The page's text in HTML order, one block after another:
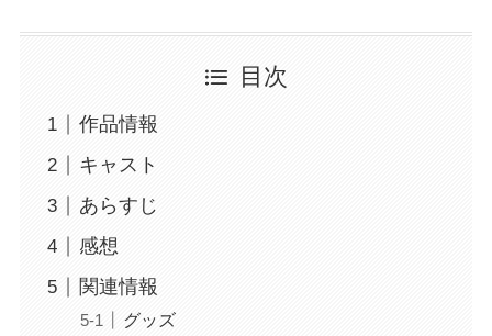
目次
作品情報
キャスト
あらすじ
感想
関連情報
グッズ